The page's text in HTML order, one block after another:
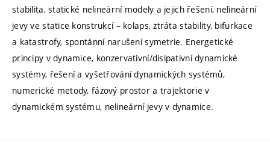
stabilita, statické nelineární modely a jejich řešení, nelineární
jevy ve statice konstrukcí – kolaps, ztráta stability, bifurkace
a katastrofy, spontánní narušení symetrie. Energetické
principy v dynamice, konzervativní/disipativní dynamické
systémy, řešení a vyšetřování dynamických systémů,
numerické metody, fázový prostor a trajektorie v
dynamickém systému, nelineární jevy v dynamice.